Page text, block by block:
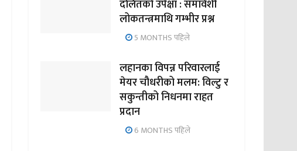
दलितको उपेक्षा : समावेशी
लोकतन्त्रमाथि गम्भीर प्रश्न
5 MONTHS पहिले
लहानका विपन्न परिवारलाई
मेयर चौधरीको मलम: विल्टु र
सकुन्तीको निधनमा राहत
प्रदान
6 MONTHS पहिले